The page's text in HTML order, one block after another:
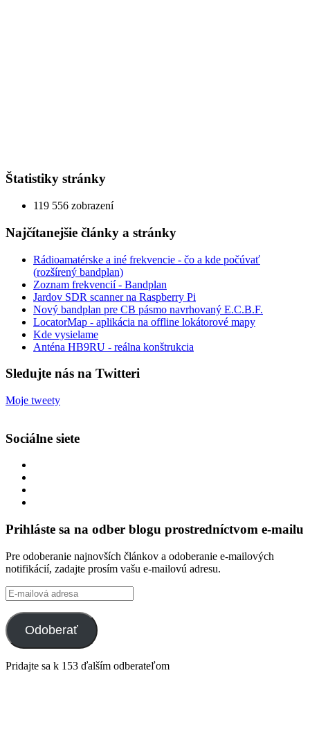
Štatistiky stránky
119 556 zobrazení
Najčítanejšie články a stránky
Rádioamatérske a iné frekvencie - čo a kde počúvať
(rozšírený bandplan)
Zoznam frekvencií - Bandplan
Jardov SDR scanner na Raspberry Pi
Nový bandplan pre CB pásmo navrhovaný E.C.B.F.
LocatorMap - aplikácia na offline lokátorové mapy
Kde vysielame
Anténa HB9RU - reálna konštrukcia
Sledujte nás na Twitteri
Moje tweety
Sociálne siete
Twitter
na
tekkoooo
YouTube
Prihláste sa na odber blogu prostredníctvom e-mailu
Pre odoberanie najnovších článkov a odoberanie e-mailových
notifikácií, zadajte prosím vašu e-mailovú adresu.
E-
mailová
adresa
Odoberať
Pridajte sa k 153 ďalším odberateľom